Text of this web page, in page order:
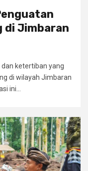
di Jimbaran
ketertiban yang
di wilayah Jimbaran
ini...